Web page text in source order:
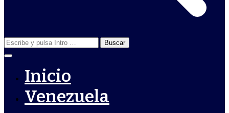
Buscar:
Inicio
Venezuela